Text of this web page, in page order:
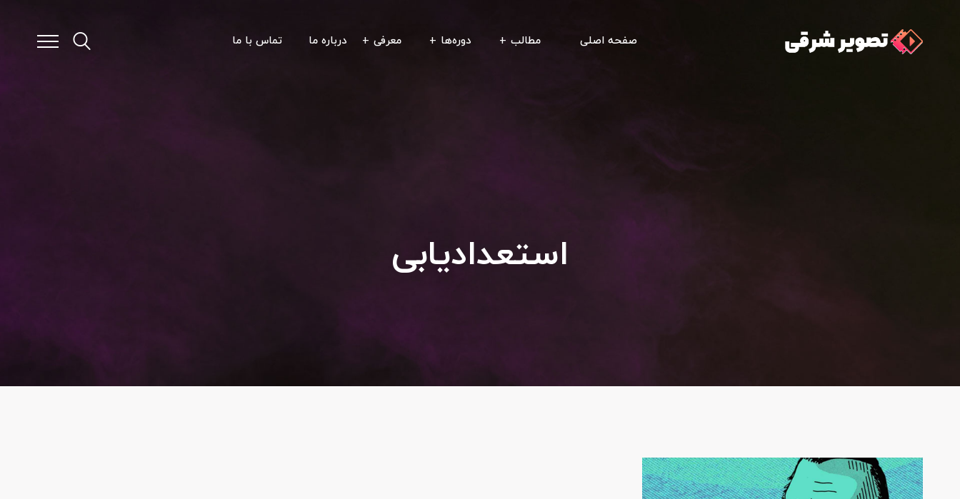
صفحه اصلی مطالب دوره‌ها معرفی درباره ما تماس با ما
استعدادیابی